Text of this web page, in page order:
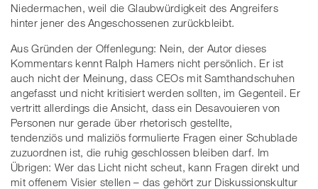
Niedermachen, weil die Glaubwürdigkeit des Angreifers
hinter jener des Angeschossenen zurückbleibt.
Aus Gründen der Offenlegung: Nein, der Autor dieses
Kommentars kennt Ralph Hamers nicht persönlich. Er ist
auch nicht der Meinung, dass CEOs mit Samthandschuhen
angefasst und nicht kritisiert werden sollten, im Gegenteil. Er
vertritt allerdings die Ansicht, dass ein Desavouieren von
Personen nur gerade über rhetorisch gestellte,
tendenziös und maliziös formulierte Fragen einer Schublade
zuzuordnen ist, die ruhig geschlossen bleiben darf. Im
Übrigen: Wer das Licht nicht scheut, kann Fragen direkt und
mit offenem Visier stellen – das gehört zur Diskussionskultur